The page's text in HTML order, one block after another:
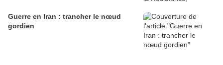
Guerre en Iran : trancher le nœud
gordien